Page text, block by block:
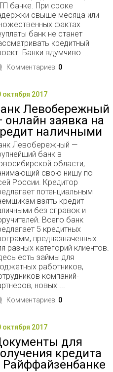
банке. При сроке
свыше месяца или
фактах
банк не станет
кредитный
Банки вдумчиво ...
Комментариев: 0
октября 2017
Левобережный
онлайн заявка на
наличными
Левобережный —
банк в
области,
свою нишу по
России. Кредитор
потенциальным
взять кредит
без справок и
Всего банк
5 кредитных
предназначенных
разных категорий клиентов.
есть займы для
работников,
компаний-
новых ...
Комментариев: 0
октября 2017
для
кредита
Райффайзенбанке